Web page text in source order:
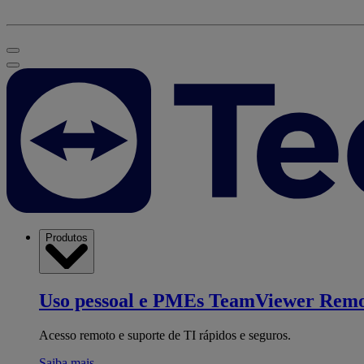
Produtos
Uso pessoal e PMEs TeamViewer
Acesso remoto e suporte de TI rápidos e seguros.